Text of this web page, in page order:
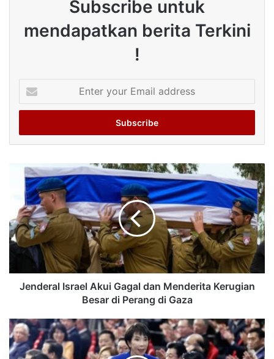
Subscribe untuk
mendapatkan berita Terkini
!
your
Email
Jenderal Israel Akui Gagal dan Menderita Kerugian
Besar di Perang di Gaza